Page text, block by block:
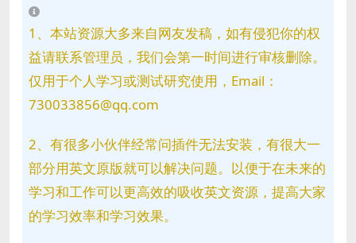
1、本站资源大多来自网友发稿，如有侵犯你的权
益请联系管理员，我们会第一时间进行审核删除。
仅用于个人学习或测试研究使用，Email：
730033856@qq.com
2、有很多小伙伴经常问插件无法安装，有很大一
部分用英文原版就可以解决问题。以便于在未来的
学习和工作可以更高效的吸收英文资源，提高大家
的学习效率和学习效果。